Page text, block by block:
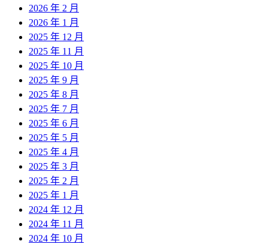
2026 年 2 月
2026 年 1 月
2025 年 12 月
2025 年 11 月
2025 年 10 月
2025 年 9 月
2025 年 8 月
2025 年 7 月
2025 年 6 月
2025 年 5 月
2025 年 4 月
2025 年 3 月
2025 年 2 月
2025 年 1 月
2024 年 12 月
2024 年 11 月
2024 年 10 月